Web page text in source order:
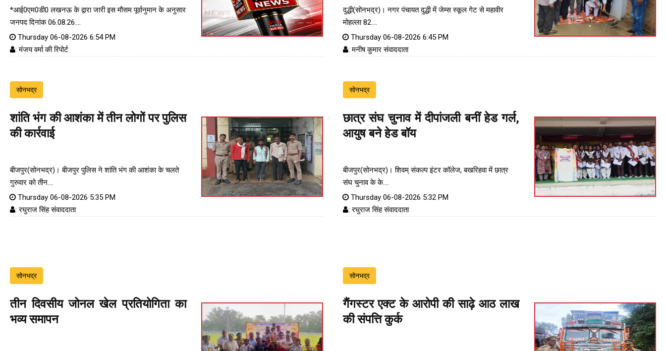
*आई0एम0डी0 लखनऊ के द्वारा जारी इस मौसम पूर्वानुमान के अनुसार
जनपद दिनांक 06.08.26....
Thursday 06-08-2026 6:54 PM
: मंजय वर्मा की रिपोर्ट
दुद्धी(सोनभद्र)। नगर पंचायत दुद्धी में जेम्स स्कूल गेट से महावीर
मोहल्ला 82....
Thursday 06-08-2026 6:45 PM
: मनीष कुमार संवाददाता
सोनभद्र
शांति भंग की आशंका में तीन लोगों पर पुलिस
की कार्रवाई
बीजपुर(सोनभद्र)। बीजपुर पुलिस ने शांति भंग की आशंका के चलते
गुरुवार को तीन....
Thursday 06-08-2026 5:35 PM
: रघुराज सिंह संवाददाता
सोनभद्र
छात्र संघ चुनाव में दीपांजली बनीं हेड गर्ल,
आयुष बने हेड बॉय
बीजपुर(सोनभद्र)। शिवम् संकल्प इंटर कॉलेज, बखरिहवा में छात्र
संघ चुनाव के के....
Thursday 06-08-2026 5:32 PM
: रघुराज सिंह संवाददाता
सोनभद्र
तीन दिवसीय जोनल खेल प्रतियोगिता का
भव्य समापन
सोनभद्र
गैंगस्टर एक्ट के आरोपी की साढ़े आठ लाख
की संपत्ति कुर्क